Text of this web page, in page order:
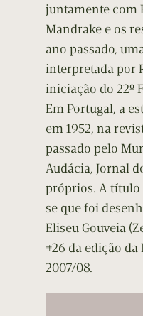
juntamente com
Mandrake e os
ano passado,
interpretada por
iniciação do 22º
Em Portugal, a
em 1952, na
passado pelo
Audácia, Jornal
próprios. A título
se que foi
Eliseu Gouveia
#26 da edição
2007/08.